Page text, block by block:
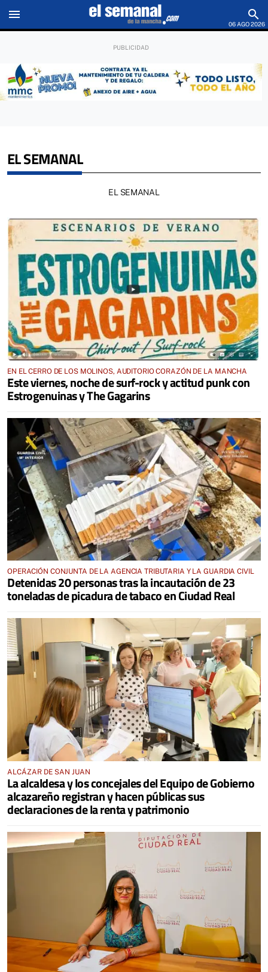
menu search
06 AGO 2026
EL SEMANAL
EL SEMANAL
EN EL CERRO DE LOS MOLINOS, AUDITORIO CORAZÓN DE LA MANCHA
Este viernes, noche de surf-rock y actitud punk con
Estrogenuinas y The Gagarins
OPERACIÓN CONJUNTA DE LA AGENCIA TRIBUTARIA Y LA GUARDIA CIVIL
Detenidas 20 personas tras la incautación de 23
toneladas de picadura de tabaco en Ciudad Real
ALCÁZAR DE SAN JUAN
La alcaldesa y los concejales del Equipo de Gobierno
alcazareño registran y hacen públicas sus
declaraciones de la renta y patrimonio